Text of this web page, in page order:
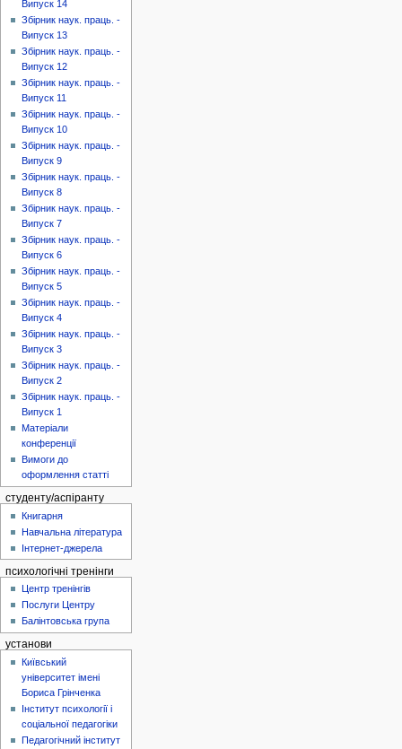
Випуск 14
Збірник наук. праць. -
Випуск 13
Збірник наук. праць. -
Випуск 12
Збірник наук. праць. -
Випуск 11
Збірник наук. праць. -
Випуск 10
Збірник наук. праць. -
Випуск 9
Збірник наук. праць. -
Випуск 8
Збірник наук. праць. -
Випуск 7
Збірник наук. праць. -
Випуск 6
Збірник наук. праць. -
Випуск 5
Збірник наук. праць. -
Випуск 4
Збірник наук. праць. -
Випуск 3
Збірник наук. праць. -
Випуск 2
Збірник наук. праць. -
Випуск 1
Матеріали
конференції
Вимоги до
оформлення статті
студенту/аспіранту
Книгарня
Навчальна література
Інтернет-джерела
психологічні тренінги
Центр тренінгів
Послуги Центру
Балінтовська група
установи
Київський
університет імені
Бориса Грінченка
Інститут психології і
соціальної педагогіки
Педагогічний інститут